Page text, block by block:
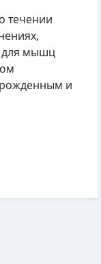
течении
для мышц
и